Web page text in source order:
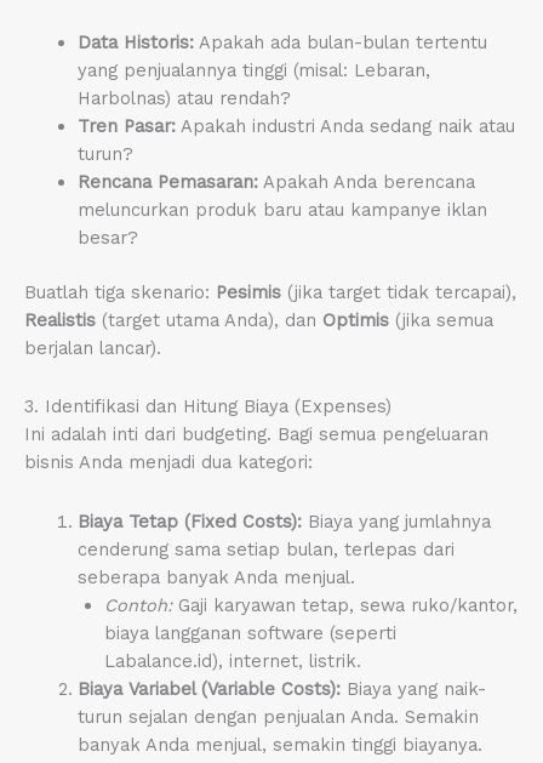
Data Historis:Apakah ada bulan-bulan tertentu
yang penjualannya tinggi (misal: Lebaran,
Harbolnas) atau rendah?
Tren Pasar:Apakah industri Anda sedang naik atau
turun?
Rencana Pemasaran:Apakah Anda berencana
meluncurkan produk baru atau kampanye iklan
besar?
Buatlah tiga skenario: Pesimis (jika target tidak tercapai),
Realistis (target utama Anda), dan Optimis (jika semua
berjalan lancar).
3. Identifikasi dan Hitung Biaya (Expenses)
Ini adalah inti dari budgeting. Bagi semua pengeluaran
bisnis Anda menjadi dua kategori:
Biaya Tetap (Fixed Costs):Biaya yang jumlahnya
cenderung sama setiap bulan, terlepas dari
seberapa banyak Anda menjual.
Contoh:Gaji karyawan tetap, sewa ruko/kantor,
biaya langganan software (seperti
Labalance.id), internet, listrik.
Biaya Variabel (Variable Costs):Biaya yang naik-
turun sejalan dengan penjualan Anda. Semakin
banyak Anda menjual, semakin tinggi biayanya.